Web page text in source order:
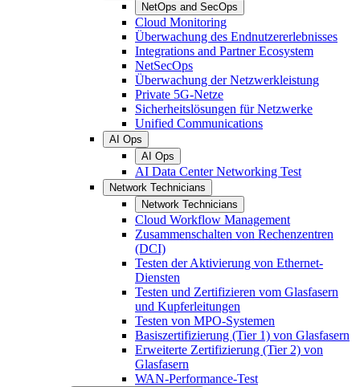
NetOps and SecOps
Cloud Monitoring
Überwachung des Endnutzererlebnisses
Integrations and Partner Ecosystem
NetSecOps
Überwachung der Netzwerkleistung
Private 5G-Netze
Sicherheitslösungen für Netzwerke
Unified Communications
AI Ops
AI Ops
AI Data Center Networking Test
Network Technicians
Network Technicians
Cloud Workflow Management
Zusammenschalten von Rechenzentren
(DCI)
Testen der Aktivierung von Ethernet-
Diensten
Testen und Zertifizieren vom Glasfasern
und Kupferleitungen
Testen von MPO-Systemen
Basiszertifizierung (Tier 1) von Glasfasern
Erweiterte Zertifizierung (Tier 2) von
Glasfasern
WAN-Performance-Test